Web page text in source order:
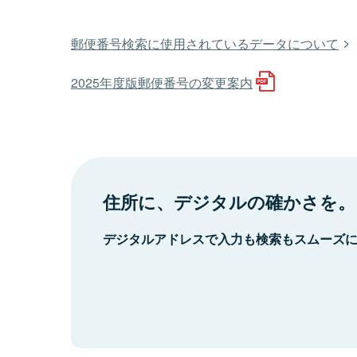
郵便番号検索に使用されているデータについて
2025年度版郵便番号の変更案内
住所に、デジタルの確かさを。
デジタルアドレスで入力も検索もスムーズ